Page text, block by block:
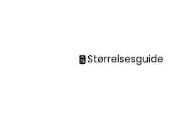
Størrelsesguide